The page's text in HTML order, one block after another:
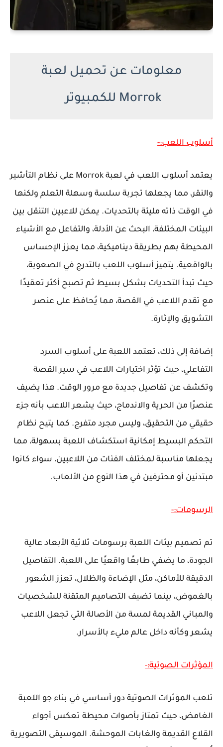
معلومات عن تحميل لعبة
Morrok للكمبيوتر
أسلوب اللعب:-
يعتمد أسلوب اللعب في لعبة Morrok على نظام التأشير
والنقر، مما يجعلها تجربة سلسة وسهلة التعلم ولكنها
في الوقت ذاته مليئة بالتحديات. يمكن للاعبين التنقل بين
البيئات المختلفة، البحث عن الأدلة، والتفاعل مع الأشياء
المحيطة بهم بطريقة ديناميكية، مما يعزز الإحساس
بالواقعية. يتميز أسلوب اللعب بالتدرج في الصعوبة،
حيث تبدأ التحديات بشكل بسيط ثم تصبح أكثر تعقيدًا
مع تقدم اللاعب في القصة، مما يُحافظ على عنصر
التشويق والإثارة.
إضافة إلى ذلك، تعتمد اللعبة على أسلوب السرد
التفاعلي، حيث تؤثر اختيارات اللاعب في سير القصة
وتكشف عن تفاصيل جديدة مع مرور الوقت. هذا يضيف
عنصرًا من الحرية والاندماج، حيث يشعر اللاعب بأنه جزء
حقيقي من التحقيق، وليس مجرد متفرج. كما يتيح نظام
التحكم البسيط إمكانية استكشاف اللعبة بسهولة، مما
يجعلها مناسبة لمختلف الفئات من اللاعبين، سواء كانوا
مبتدئين أو محترفين في هذا النوع من الألعاب.
الرسومات:-
تم تصميم بيئات اللعبة برسومات ثلاثية الأبعاد عالية
الجودة، ما يضفي طابعًا واقعيًا على اللعبة. التفاصيل
الدقيقة للأماكن، مثل الإضاءة والظلال، تعزز الشعور
بالغموض، بينما تضيف التصاميم المتقنة للشخصيات
والمباني القديمة لمسة من الأصالة التي تجعل اللاعب
يشعر وكأنه داخل عالم مليء بالأسرار.
المؤثرات الصوتية:-
تلعب المؤثرات الصوتية دور أساسي في بناء جو اللعبة
الغامض، حيث تمتاز بأصوات محيطة تعكس أجواء
القلاع القديمة والغابات الموحشة. الموسيقى التصويرية